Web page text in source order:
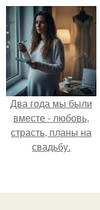
Два года мы были
вместе - любовь,
страсть, планы на
свадьбу.